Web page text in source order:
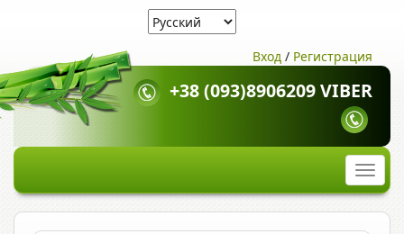
Вход / Регистрация
+38 (093)8906209 VIBER